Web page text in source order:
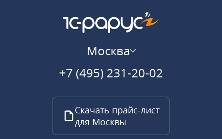
Москва
+7 (495) 231-20-02
Скачать прайс-лист
для Москвы